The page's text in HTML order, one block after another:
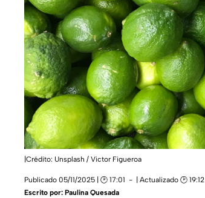
|Crédito: Unsplash / Victor Figueroa
Publicado 05/11/2025 | 🕑 17:01 | Actualizado 🕑 19:12
Escrito por: Paulina Quesada